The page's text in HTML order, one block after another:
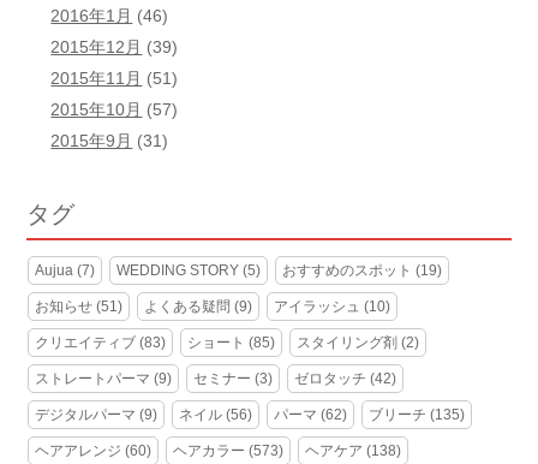
2016年1月 (46)
2015年12月 (39)
2015年11月 (51)
2015年10月 (57)
2015年9月 (31)
タグ
Aujua (7) WEDDING STORY (5) おすすめのスポット (19)
お知らせ (51) よくある疑問 (9) アイラッシュ (10)
クリエイティブ (83) ショート (85) スタイリング剤 (2)
ストレートパーマ (9) セミナー (3) ゼロタッチ (42)
デジタルパーマ (9) ネイル (56) パーマ (62) ブリーチ (135)
ヘアアレンジ (60) ヘアカラー (573) ヘアケア (138)